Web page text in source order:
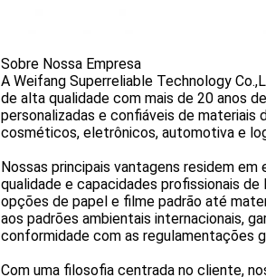
Sobre Nossa Empresa
A Weifang Superreliable Technology
de alta qualidade com mais de 20 anos
personalizadas e confiáveis de
cosméticos, eletrônicos, automotiva e
Nossas principais vantagens residem
qualidade e capacidades profissionais
opções de papel e filme padrão até
aos padrões ambientais internacionais,
conformidade com as regulamentações
Com uma filosofia centrada no cliente,